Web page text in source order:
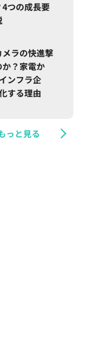
4つの成長要
メラの快進撃
か？家電か
ンフラ企
する理由
っと見る